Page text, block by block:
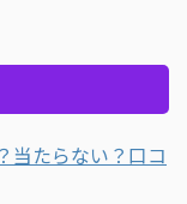
当たらない？口コ